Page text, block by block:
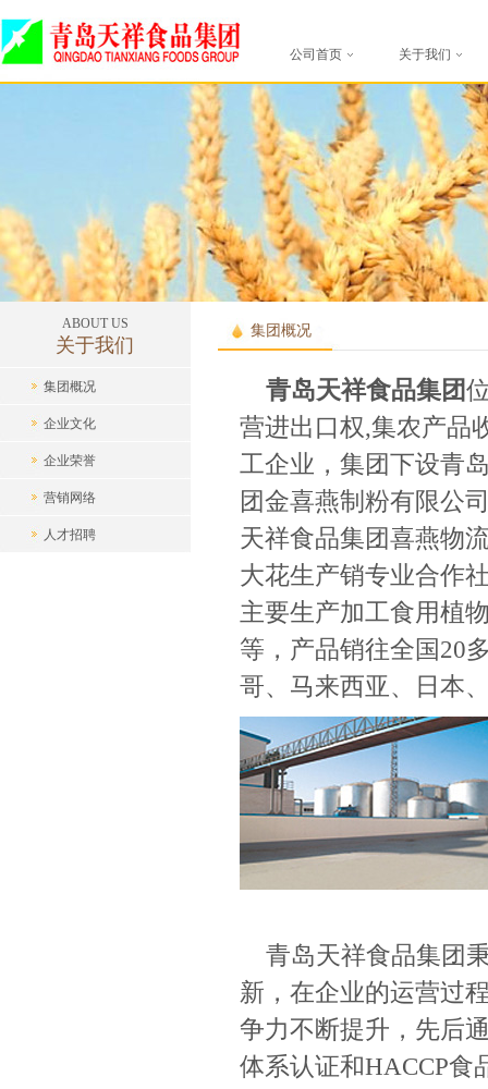
公司首页 关于我们
ABOUT US
关于我们
集团概况
企业文化
企业荣誉
营销网络
人才招聘
集团概况
青岛天祥食品集团
营进出口权,集农产品
工企业，集团下设青
团金喜燕制粉有限公
天祥食品集团喜燕物
大花生产销专业合作
主要生产加工食用植
等，产品销往全国20
哥、马来西亚、日本
青岛天祥食品集团
新，在企业的运营过
争力不断提升，先后
体系认证和HACCP食